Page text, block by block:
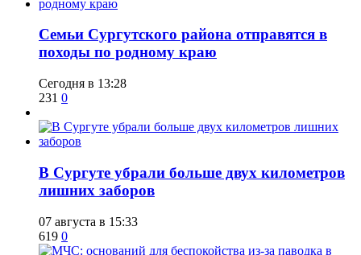
​Семьи Сургутского района отправятся в
походы по родному краю
Сегодня в 13:28
231 0
​В Сургуте убрали больше двух километров
лишних заборов
07 августа в 15:33
619 0